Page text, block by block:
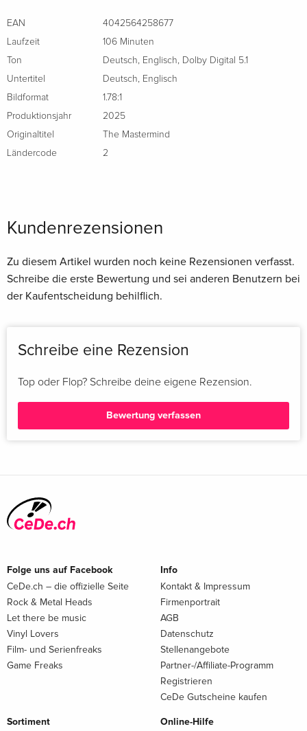
EAN
4042564258677
Laufzeit
106 Minuten
Ton
Deutsch, Englisch, Dolby Digital 5.1
Untertitel
Deutsch, Englisch
Bildformat
1.78:1
Produktionsjahr
2025
Originaltitel
The Mastermind
Ländercode
2
Kundenrezensionen
Zu diesem Artikel wurden noch keine Rezensionen verfasst.
Schreibe die erste Bewertung und sei anderen Benutzern bei
der Kaufentscheidung behilflich.
Schreibe eine Rezension
Top oder Flop? Schreibe deine eigene Rezension.
Bewertung verfassen
Folge uns auf Facebook
CeDe.ch – die offizielle Seite
Rock & Metal Heads
Let there be music
Vinyl Lovers
Film- und Serienfreaks
Game Freaks
Info
Kontakt & Impressum
Firmenportrait
AGB
Datenschutz
Stellenangebote
Partner-/Affiliate-Programm
Registrieren
CeDe Gutscheine kaufen
Sortiment Online-Hilfe